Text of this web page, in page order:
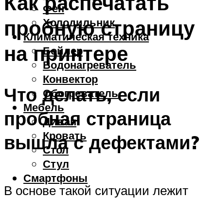
Фен
Холодильник
Климатическая техника
Бойлер
Водонагреватель
Конвектор
Обогреватель
Мебель
Диван
Кровать
Стол
Стул
Смартфоны
пробную страницу
на принтере
Что делать, если
пробная страница
вышла с дефектами?
В основе такой ситуации лежит